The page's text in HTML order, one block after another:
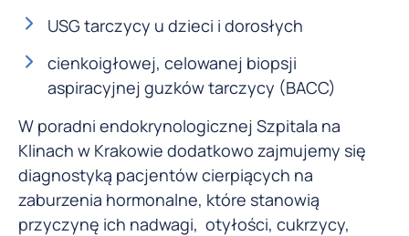
USG tarczycy u dzieci i dorosłych
cienkoigłowej, celowanej biopsji
aspiracyjnej guzków tarczycy (BACC)
W poradni endokrynologicznej Szpitala na
Klinach w Krakowie dodatkowo zajmujemy się
diagnostyką pacjentów cierpiących na
zaburzenia hormonalne, które stanowią
przyczynę ich nadwagi, otyłości, cukrzycy,